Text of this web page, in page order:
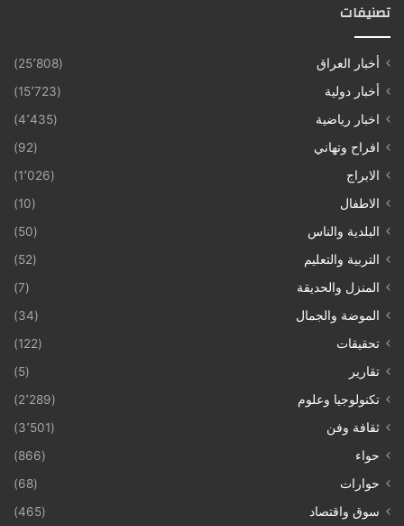
تصنيفات
أخبار العراق
(25٬808)
أخبار دولية
(15٬723)
اخبار رياضية
(4٬435)
افراح وتهاني
(92)
الابراج
(1٬026)
الاطفال
(10)
البلدية والناس
(50)
التربية والتعليم
(52)
المنزل والحديقة
(7)
الموضة والجمال
(34)
تحقيقات
(122)
تقارير
(5)
تكنولوجيا وعلوم
(2٬289)
ثقافة وفن
(3٬501)
حواء
(866)
حوارات
(68)
سوق واقتصاد
(465)